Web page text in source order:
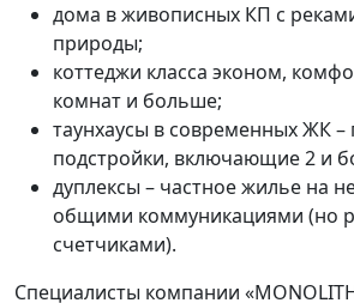
дома в живописных КП с
природы;
коттеджи класса эконом,
комнат и больше;
таунхаусы в современных ЖК –
подстройки, включающие 2 и
дуплексы – частное жилье на
общими коммуникациями (но
счетчиками).
Специалисты компании